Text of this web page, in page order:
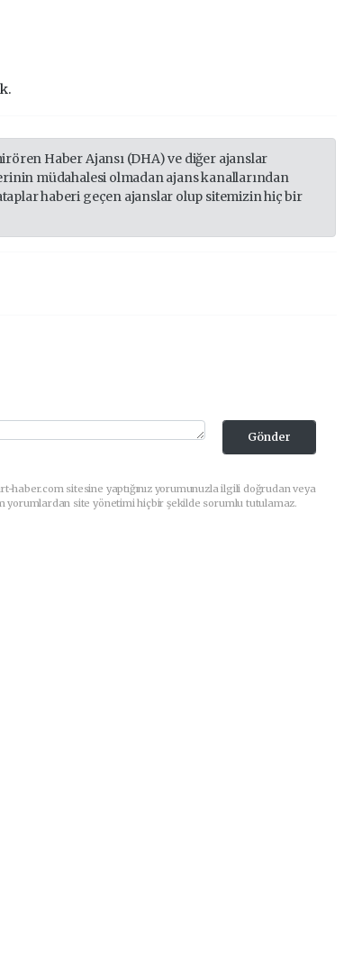
Haber Ajansı (DHA) ve diğer ajanslar
müdahalesi olmadan ajans kanallarından
haberi geçen ajanslar olup sitemizin hiç bir
Gönder
haber.com sitesine yaptığınız yorumunuzla ilgili doğrudan veya
yorumlardan site yönetimi hiçbir şekilde sorumlu tutulamaz.